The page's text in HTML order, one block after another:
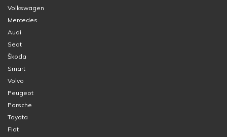
Volkswagen
Mercedes
Audi
Seat
Škoda
Smart
Volvo
Peugeot
Porsche
Toyota
Fiat